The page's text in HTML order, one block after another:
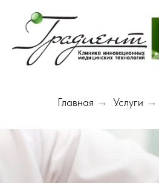
Главная → Услуги →